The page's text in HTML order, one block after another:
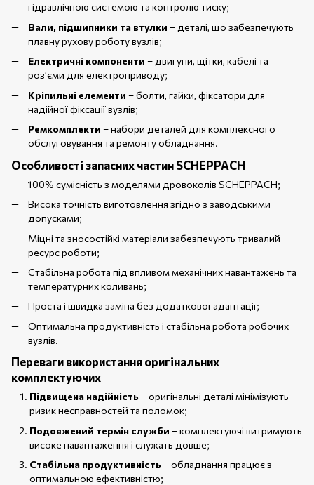
гідравлічною системою та контролю тиску;
Вали, підшипники та втулки – деталі, що забезпечують
плавну рухову роботу вузлів;
Електричні компоненти – двигуни, щітки, кабелі та
роз’єми для електроприводу;
Кріпильні елементи – болти, гайки, фіксатори для
надійної фіксації вузлів;
Ремкомплекти – набори деталей для комплексного
обслуговування та ремонту обладнання.
Особливості запасних частин SCHEPPACH
100% сумісність з моделями дровоколів SCHEPPACH;
Висока точність виготовлення згідно з заводськими
допусками;
Міцні та зносостійкі матеріали забезпечують тривалий
ресурс роботи;
Стабільна робота під впливом механічних навантажень та
температурних коливань;
Проста і швидка заміна без додаткової адаптації;
Оптимальна продуктивність і стабільна робота робочих
вузлів.
Переваги використання оригінальних
комплектуючих
Підвищена надійність– оригінальні деталі мінімізують
ризик несправностей та поломок;
Подовжений термін служби – комплектуючі витримують
високе навантаження і служать довше;
Стабільна продуктивність– обладнання працює з
оптимальною ефективністю;